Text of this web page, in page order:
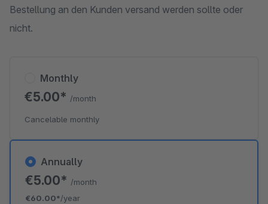
Bestellung an den Kunden versand werden sollte oder
nicht.
Annually
€5.00* /month
€60.00*/year
Monthly
€5.00* /month
Cancelable monthly